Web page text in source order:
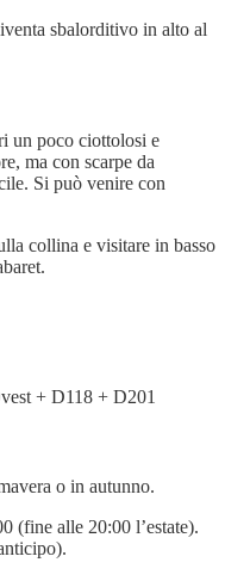
sbalorditivo in alto al
un poco ciottolosi e
ma con scarpe da
Si può venire con
collina e visitare in basso
+ D118 + D201
o in autunno.
(fine alle 20:00 l’estate).